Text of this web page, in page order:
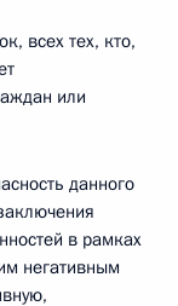
всех тех, кто,
или
данного
в рамках
негативным